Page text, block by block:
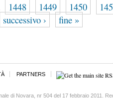
1448 1449 1450
successivo › fine »
PARTNERS
di Novara, nr 504 del 17 febbraio 2011.